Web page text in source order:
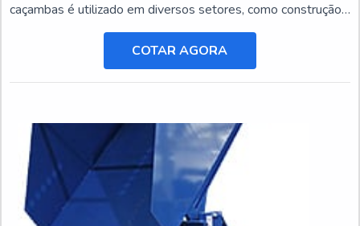
caçambas é utilizado em diversos setores, como construção
civil, mineração e agricultura, e está sujeito a desgastes e
danos ao longo do tempo.COTAR AGORA